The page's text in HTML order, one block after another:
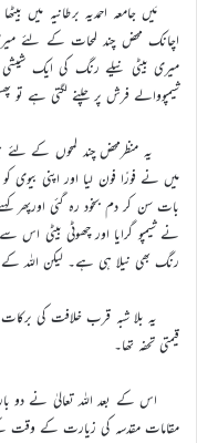
مَیں جامعہ احمدیہ برطانیہ میں
اچانک محض چند لمحات کے لئے
میری بیٹی نیلے رنگ کی ایک
شیمپووالے فرش پر چلنے لگتی ہے تو
یہ منظرمحض چند لمحوں کے
میں نے فورًا فون لیا اور اپنی بیوی
بات سن کر دم بخود رہ گئی اورپھر
نے شیمپو گرایا اور چھوٹی بیٹی اس
رنگ بھی نیلا ہی ہے۔ لیکن اللہ
یہ بلا شبہ قرب خلافت کی
قیمتی تحفہ تھا۔
اس کے بعد اللہ تعالیٰ نے دو
مقامات مقدسہ کی زیارت کے وقت